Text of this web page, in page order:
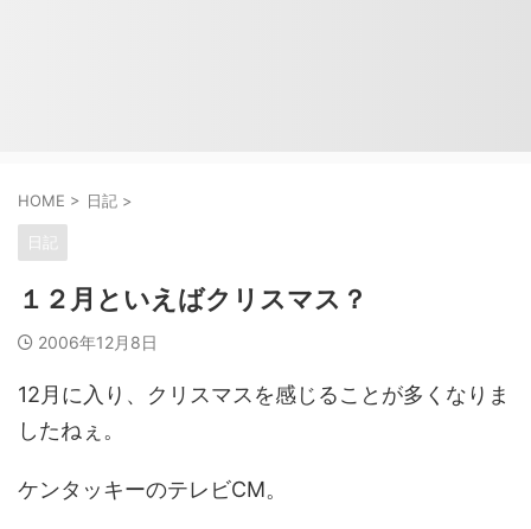
HOME > 日記 >
日記
１２月といえばクリスマス？
2006年12月8日
12月に入り、クリスマスを感じることが多くなりま
したねぇ。
ケンタッキーのテレビCM。